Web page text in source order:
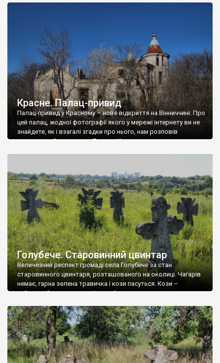
Красне. Палац-привид
Палац-привид у Красному – нове відкриття на Вінниччині. Про
цей палац, жодної фотографії якого у мережі інтернету ви не
знайдете, як і взагалі згадки про нього, нам розповів
мешканець Самгородка. Палац у Красному вразив не лише
Голубече. Старовинний цвинтар
Величезний респект громаді села Голубече за стан
старовинного цвинтаря, розташованого на околиці. Чагарів
немає, гарна зелена травичка і кози пасуться. Кози –
найкращий регулятор шкідливої, для старих кладовищ,
бруньками, кози ті бруньки обгризають, бо то улюблений
делікатес. На цвинтарі у Голубечому ціла колекція
різноманітних форм хрестів. Село відносно невелике, […]